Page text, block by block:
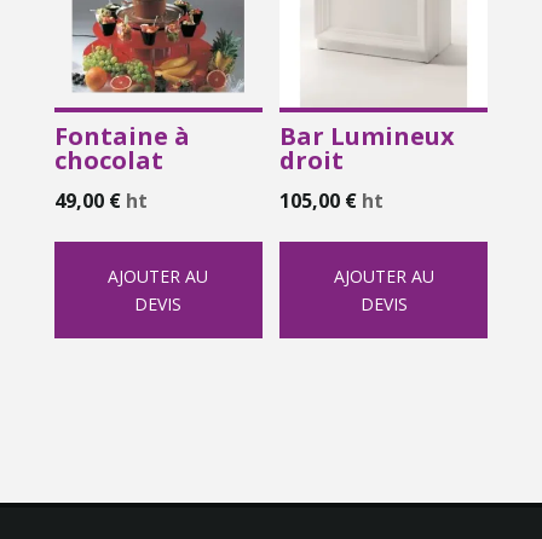
Fontaine à
chocolat
49,00 € ht
AJOUTER AU
DEVIS
Bar Lumineux
droit
105,00 € ht
AJOUTER AU
DEVIS